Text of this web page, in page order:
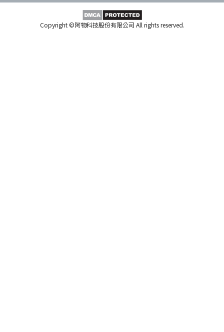
Copyright ©阿物科技股份有限公司 All rights reserved.